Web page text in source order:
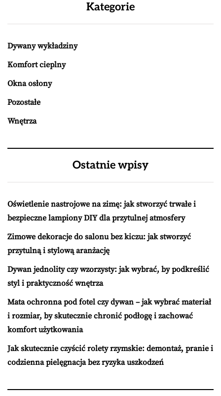
Kategorie
Dywany wykładziny
Komfort cieplny
Okna osłony
Pozostałe
Wnętrza
Ostatnie wpisy
Oświetlenie nastrojowe na zimę: jak stworzyć trwałe i
bezpieczne lampiony DIY dla przytulnej atmosfery
Zimowe dekoracje do salonu bez kiczu: jak stworzyć
przytulną i stylową aranżację
Dywan jednolity czy wzorzysty: jak wybrać, by podkreślić
styl i praktyczność wnętrza
Mata ochronna pod fotel czy dywan – jak wybrać materiał
i rozmiar, by skutecznie chronić podłogę i zachować
komfort użytkowania
Jak skutecznie czyścić rolety rzymskie: demontaż, pranie i
codzienna pielęgnacja bez ryzyka uszkodzeń